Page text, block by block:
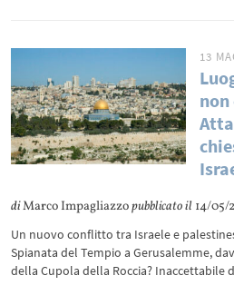
13
diMarco Impagliazzopubblicato il 14/05/
Un nuovo conflitto tra Israele e
Spianata del Tempio a Gerusalemme,
della Cupola della Roccia?